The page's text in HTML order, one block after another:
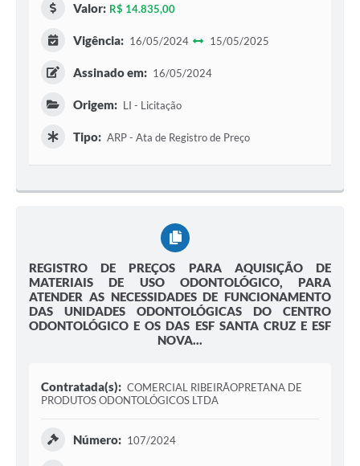
Valor: R$ 14.835,00
Vigência: 16/05/2024 15/05/2025
Assinado em: 16/05/2024
Origem: LI - Licitação
Tipo: ARP - Ata de Registro de Preço
REGISTRO DE PREÇOS PARA AQUISIÇÃO DE
MATERIAIS DE USO ODONTOLÓGICO, PARA
ATENDER AS NECESSIDADES DE FUNCIONAMENTO
DAS UNIDADES ODONTOLÓGICAS DO CENTRO
ODONTOLÓGICO E OS DAS ESF SANTA CRUZ E ESF
NOVA...
Contratada(s): COMERCIAL RIBEIRÃOPRETANA DE
PRODUTOS ODONTOLÓGICOS LTDA
Número: 107/2024